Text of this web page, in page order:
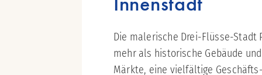
Die malerische Drei-Flüsse-Stadt
mehr als historische Gebäude
Märkte, eine vielfältige